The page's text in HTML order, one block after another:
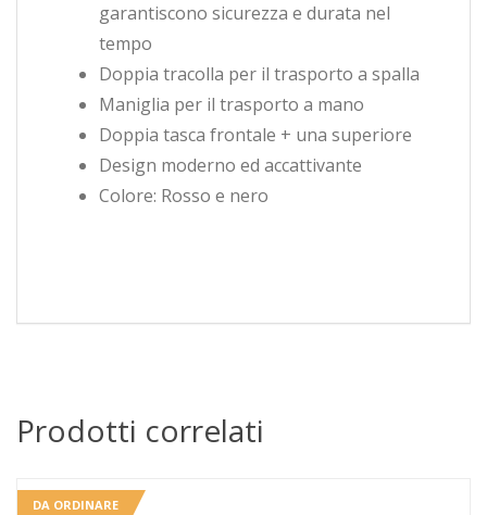
garantiscono sicurezza e durata nel
tempo
Doppia tracolla per il trasporto a spalla
Maniglia per il trasporto a mano
Doppia tasca frontale + una superiore
Design moderno ed accattivante
Colore: Rosso e nero
Prodotti correlati
DA ORDINARE